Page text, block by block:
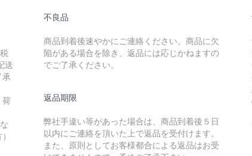
送
荷
不良品
商品到着後速やかにご連絡ください。商品に欠
陥がある場合を除き、返品には応じかねますの
でご了承ください。
返品期限
弊社手違い等があった場合は、商品到着後５日
以内にご連絡を頂いた上で返品を受付けます。
また、原則としてお客様都合による返品はお受